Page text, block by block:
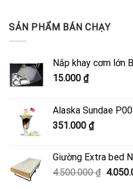
SẢN PHẨM BÁN CHẠY
Nắp khay cơm lớn
15.000 ₫
Alaska Sundae
351.000 ₫
Giường Extra bed
4.500.000₫ Giá